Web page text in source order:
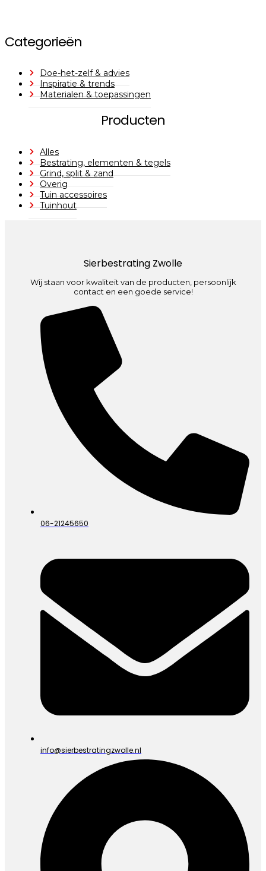
Categorieën
Doe-het-zelf & advies
Inspiratie & trends
Materialen & toepassingen
Producten
Alles
Bestrating, elementen & tegels
Grind, split & zand
Overig
Tuin accessoires
Tuinhout
Sierbestrating Zwolle
Wij staan voor kwaliteit van de producten, persoonlijk
contact en een goede service!
06-21245650
info@sierbestratingzwolle.nl